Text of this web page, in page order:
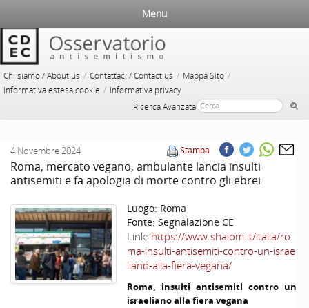
Chi siamo / About us / Contattaci / Contact us / Mappa Sito /
Informativa estesa cookie / Informativa privacy
Ricerca Avanzata
Menu
Stampa
4 Novembre 2024
Roma, mercato vegano, ambulante lancia insulti
antisemiti e fa apologia di morte contro gli ebrei
Luogo: Roma
Fonte: Segnalazione CE
Link: https://www.shalom.it/italia/ro
ma-insulti-antisemiti-contro-un-israe
liano-alla-fiera-vegana/
Roma, insulti antisemiti contro un
israeliano alla fiera vegana